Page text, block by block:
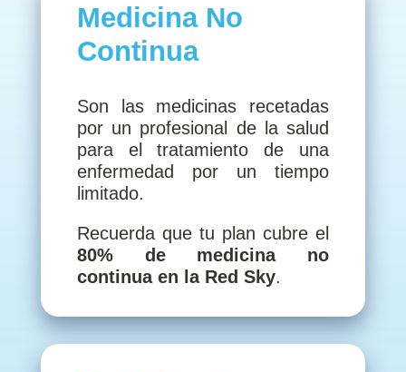
Medicina No
Continua
Son las medicinas recetadas
por un profesional de la salud
para el tratamiento de una
enfermedad por un tiempo
limitado.
Recuerda que tu plan cubre el
80% de medicina no
continua en la Red Sky.